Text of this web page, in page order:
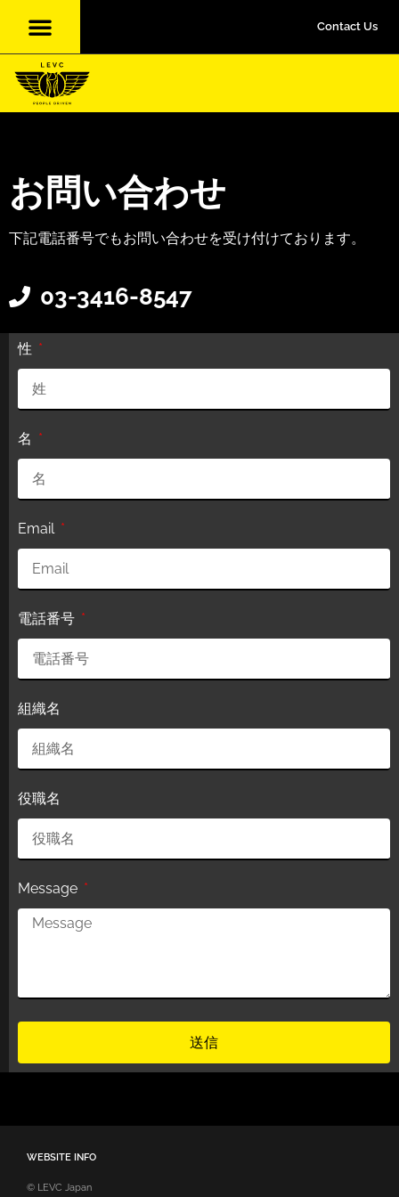
Contact Us
お問い合わせ
下記電話番号でもお問い合わせを受け付けております。
03-3416-8547
性
名
Email
電話番号
組織名
役職名
Message
送信
WEBSITE INFO
© LEVC Japan